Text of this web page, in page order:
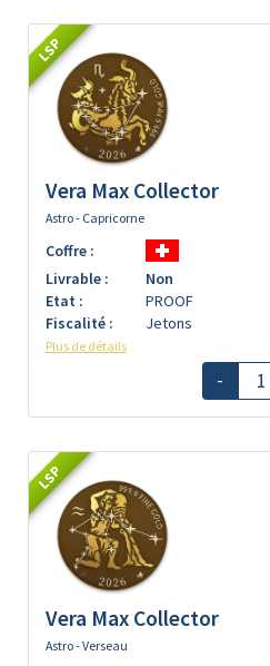
LSP
Vera Max Collector
Astro - Capricorne
Coffre :
Livrable :
Non
Etat :
PROOF
Fiscalité :
Jetons
Plus de détails
-
LSP
Vera Max Collector
Astro - Verseau